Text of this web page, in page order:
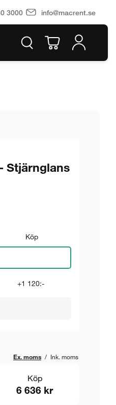
3000 info@macrent.se
Stjärnglans
Köp
+1 120:-
Ex. moms / Ink. moms
Köp
6 636 kr